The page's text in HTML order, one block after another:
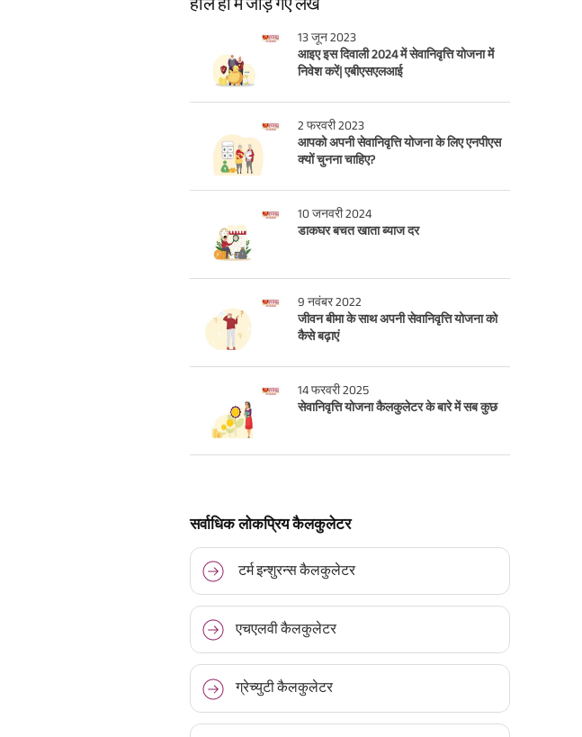
13 जून 2023
आइए इस दिवाली 2024 में सेवानिवृत्ति योजना में
निवेश करें| एबीएसएलआई
2 फरवरी 2023
आपको अपनी सेवानिवृत्ति योजना के लिए एनपीएस
क्यों चुनना चाहिए?
10 जनवरी 2024
डाकघर बचत खाता ब्याज दर
9 नवंबर 2022
जीवन बीमा के साथ अपनी सेवानिवृत्ति योजना को
कैसे बढ़ाएं
14 फरवरी 2025
सेवानिवृत्ति योजना कैलकुलेटर के बारे में सब कुछ
सर्वाधिक लोकप्रिय कैलकुलेटर
टर्म इन्शुरन्स कैलकुलेटर
एचएलवी कैलकुलेटर
ग्रेच्युटी कैलकुलेटर